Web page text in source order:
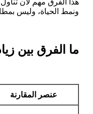
ونمط الحياة، وليس
ما الفرق بين
عنصر المقارنة